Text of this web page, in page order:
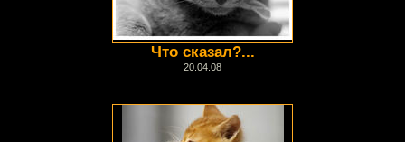
Что сказал?...
20.04.08